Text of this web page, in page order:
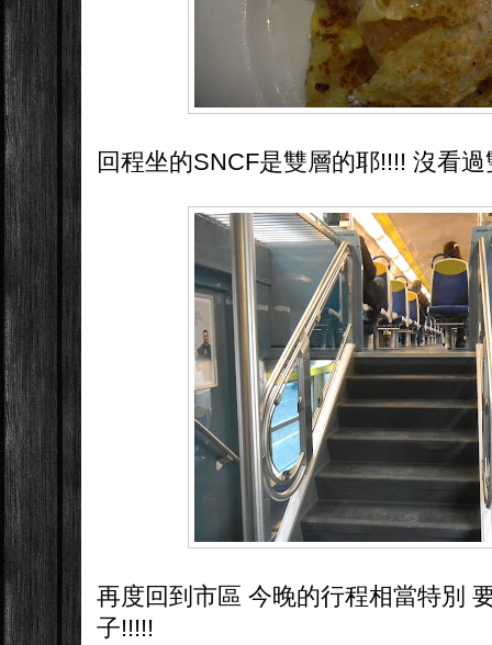
回程坐的SNCF是雙層的耶!!!! 沒看
再度回到市區 今晚的行程相當特別
子!!!!!